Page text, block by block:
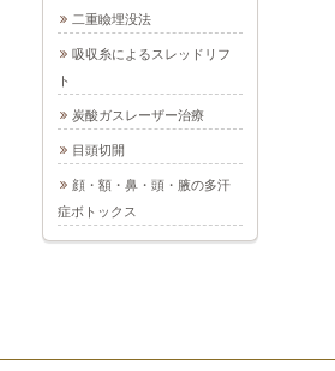
二重瞼埋没法
吸収糸によるスレッドリフ
ト
炭酸ガスレーザー治療
目頭切開
顔・額・鼻・頭・腋の多汗
症ボトックス